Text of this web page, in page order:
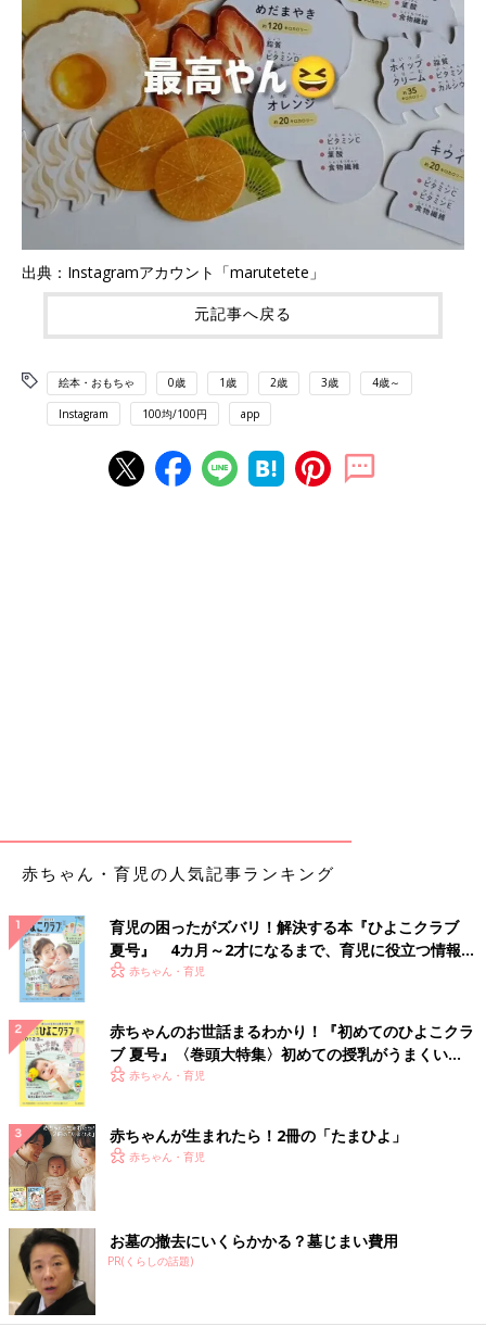
出典：Instagramアカウント「marutetete」
元記事へ戻る
絵本・おもちゃ 0歳 1歳 2歳 3歳 4歳～
Instagram 100均/100円 app
赤ちゃん・育児の人気記事ランキング
育児の困ったがズバリ！解決する本『ひよこクラブ
夏号』 4カ月～2才になるまで、育児に役立つ情報が
いっぱい！
赤ちゃん・育児
赤ちゃんのお世話まるわかり！『初めてのひよこクラ
ブ 夏号』〈巻頭大特集〉初めての授乳がうまくい
く！ おっぱい・ミルクの基本と夏のトラブル 解決テ
赤ちゃん・育児
赤ちゃんが生まれたら！2冊の「たまひよ」
赤ちゃん・育児
お墓の撤去にいくらかかる？墓じまい費用
PR(くらしの話題)